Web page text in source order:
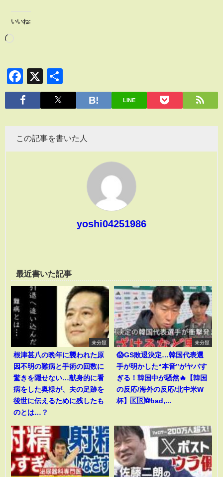
いいね:
Facebook
X
有
LINE
この記事を書いた人
yoshi04251986
最近書いた記事
未分類
根津甚八の晩年に襲われた原
因不明の難病と手術の回数に
驚きを隠せない…献身的に看
病をした奥様が、夫の足跡を
後世に伝えるために残したも
のとは…？
未分類
😱GS敗退決定…韓国代表選
手が明かした“本音”がヤバす
ぎる！韓国中が騒然🔥【韓国
の反応/海外の反応/北中米W
杯】🇰🇷⚽bad,...